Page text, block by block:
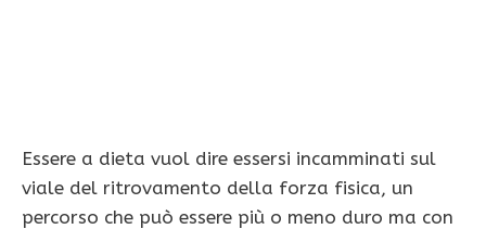
Essere a dieta vuol dire essersi incamminati sul
viale del ritrovamento della forza fisica, un
percorso che può essere più o meno duro ma con